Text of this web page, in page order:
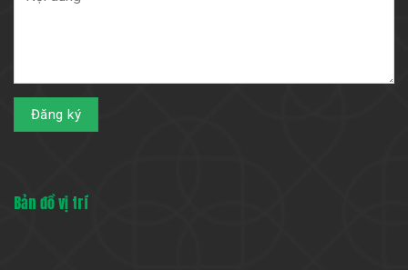
Bản đồ vị trí